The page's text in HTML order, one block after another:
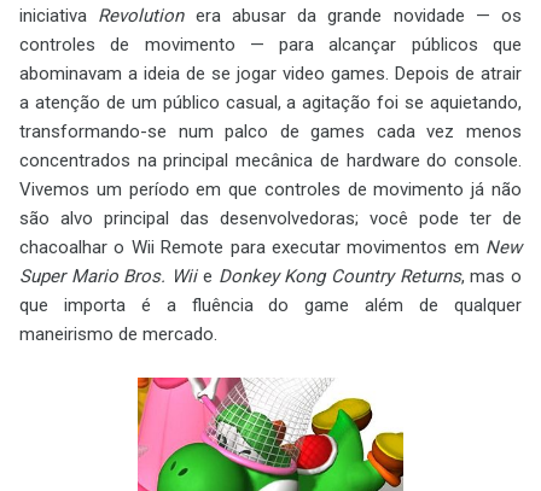
iniciativa Revolutionera abusar da grande novidade — os
controles de movimento — para alcançar públicos que
abominavam a ideia de se jogar video games. Depois de atrair
a atenção de um público casual, a agitação foi se aquietando,
transformando-se num palco de games cada vez menos
concentrados na principal mecânica de hardware do console.
Vivemos um período em que controles de movimento já não
são alvo principal das desenvolvedoras; você pode ter de
chacoalhar o Wii Remote para executar movimentos em New
Super Mario Bros. Wiie Donkey Kong Country Returns, mas o
que importa é a fluência do game além de qualquer
maneirismo de mercado.